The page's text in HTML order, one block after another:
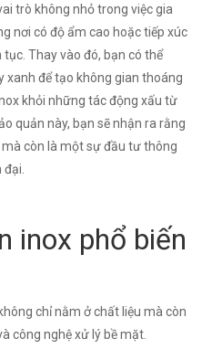
trò không nhỏ trong việc gia
nơi có độ ẩm cao hoặc tiếp xúc
Thay vào đó, bạn có thể
xanh để tạo không gian thoáng
khỏi những tác động xấu từ
quản này, bạn sẽ nhận ra rằng
mà còn là một sự đầu tư thông
inox phổ biến
chỉ nằm ở chất liệu mà còn
công nghệ xử lý bề mặt.